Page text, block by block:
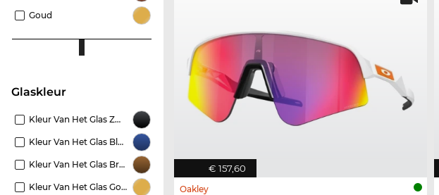
Goud
Glaskleur
Kleur Van Het Glas Zwart
Kleur Van Het Glas Blauw
Kleur Van Het Glas Bruin
Kleur Van Het Glas Goud
€ 157,60
Oakley